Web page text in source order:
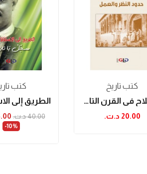
كتب
40.00 د.ت.‏
‎-10%
كتب تاريخ
الإصلاح في القرن التاسع عشر بتونس: حدود النظر...
20.00 د.ت.‏